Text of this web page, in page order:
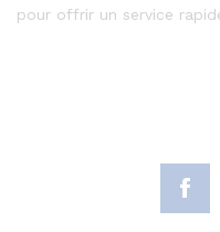
pour offrir un service